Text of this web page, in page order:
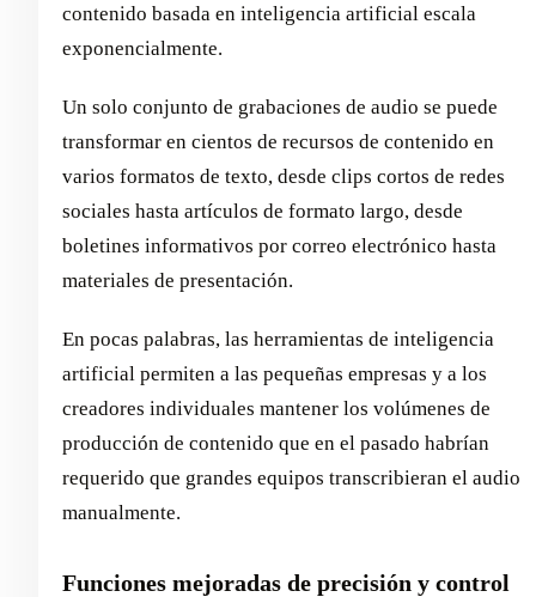
contenido basada en inteligencia artificial escala
exponencialmente.
Un solo conjunto de grabaciones de audio se puede
transformar en cientos de recursos de contenido en
varios formatos de texto, desde clips cortos de redes
sociales hasta artículos de formato largo, desde
boletines informativos por correo electrónico hasta
materiales de presentación.
En pocas palabras, las herramientas de inteligencia
artificial permiten a las pequeñas empresas y a los
creadores individuales mantener los volúmenes de
producción de contenido que en el pasado habrían
requerido que grandes equipos transcribieran el audio
manualmente.
Funciones mejoradas de precisión y control